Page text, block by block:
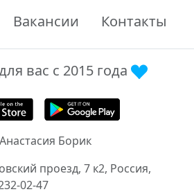
Вакансии Контакты
вас с 2015 года
Борик
проезд, 7 к2, Россия,
02-47